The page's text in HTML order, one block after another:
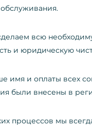
всю
и юридическую
и оплаты всех
были внесены в
процессов мы